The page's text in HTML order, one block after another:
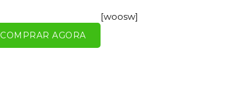
COMPRAR AGORA
[woosw]